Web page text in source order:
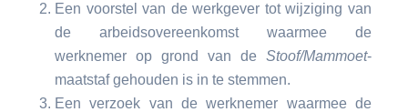
Een voorstel van de werkgever tot wijziging van
de arbeidsovereenkomst waarmee de
werknemer op grond van de Stoof/Mammoet-
maatstaf gehouden is in te stemmen.
Een verzoek van de werknemer waarmee de